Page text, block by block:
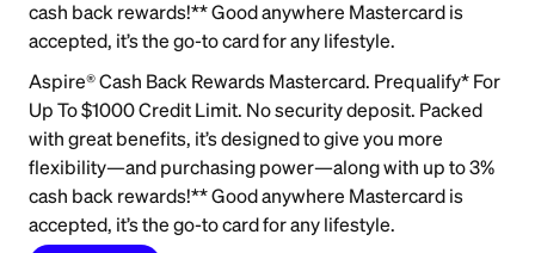
cash back rewards!** Good anywhere Mastercard is
accepted, it’s the go-to card for any lifestyle.
Aspire® Cash Back Rewards Mastercard. Prequalify* For
Up To $1000 Credit Limit. No security deposit. Packed
with great benefits, it’s designed to give you more
flexibility—and purchasing power—along with up to 3%
cash back rewards!** Good anywhere Mastercard is
accepted, it’s the go-to card for any lifestyle.